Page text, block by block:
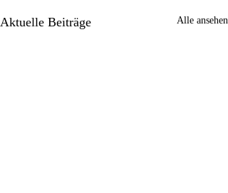
Aktuelle Beiträge Alle ansehen